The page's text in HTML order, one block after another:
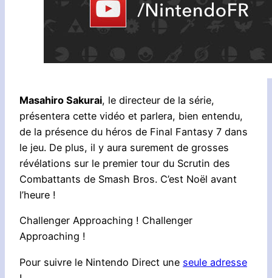
Masahiro Sakurai, le directeur de la série,
présentera cette vidéo et parlera, bien entendu,
de la présence du héros de Final Fantasy 7 dans
le jeu. De plus, il y aura surement de grosses
révélations sur le premier tour du Scrutin des
Combattants de Smash Bros. C’est Noël avant
l’heure !
Challenger Approaching ! Challenger
Approaching !
Pour suivre le Nintendo Direct une seule adresse